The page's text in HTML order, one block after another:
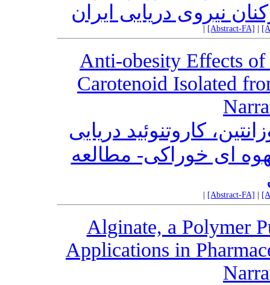
نیروی دریایی ایران
[Abstract-FA]
Anti-obesity Effects
Carotenoid Isolated
کاروتنوئید دریایی
ای خوراکی- مطالعه
[Abstract-FA]
Alginate, a Polymer
Applications in